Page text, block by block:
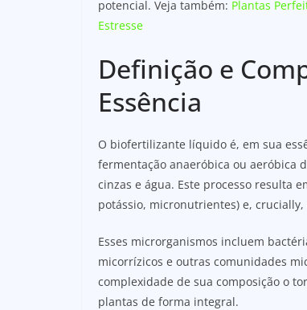
potencial. Veja também: Plantas
Estresse
Definição e
Essência
O biofertilizante líquido é, em sua
fermentação anaeróbica ou aeróbica
cinzas e água. Este processo resulta
potássio, micronutrientes) e,
Esses microrganismos incluem
micorrízicos e outras comunidades
complexidade de sua composição o
plantas de forma integral.